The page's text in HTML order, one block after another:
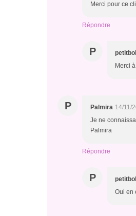
Merci pour ce
Répondre
P
Merci
P Palmira 14/11/
Je ne
Palmira
Répondre
P
Oui en